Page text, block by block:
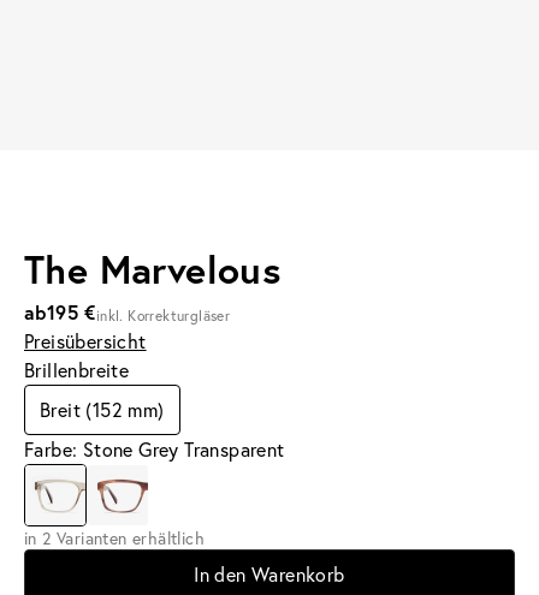
The Marvelous
ab195 €inkl. Korrekturgläser
Preisübersicht
Brillenbreite
Breit (152 mm)
Farbe: Stone Grey Transparent
in 2 Varianten erhältlich
In den Warenkorb